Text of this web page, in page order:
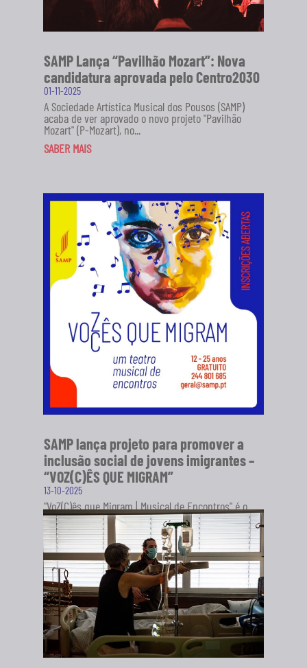
SAMP Lança “Pavilhão Mozart”: Nova
candidatura aprovada pelo Centro2030
01-11-2025
A Sociedade Artística Musical dos Pousos (SAMP)
acaba de ver aprovado o novo projeto "Pavilhão
Mozart" (P-Mozart), no...
SABER MAIS
SAMP lança projeto para promover a
inclusão social de jovens imigrantes –
“VOZ(C)ÊS QUE MIGRAM”
13-10-2025
"VoZ(C)ês que Migram | Musical de Encontros" é o
novo projeto da Sociedade Artística Musical dos
Pousos (SAMP), em...
SABER MAIS